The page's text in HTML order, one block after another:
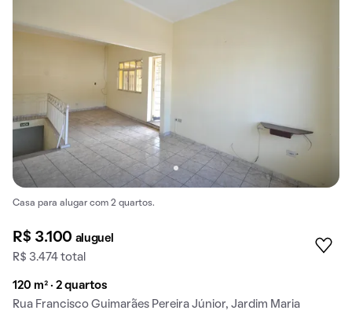
Casa para alugar com 2 quartos.
R$ 3.100 aluguel
R$ 3.474 total
120 m² · 2 quartos
Rua Francisco Guimarães Pereira Júnior, Jardim Maria